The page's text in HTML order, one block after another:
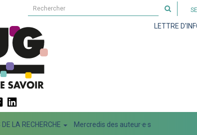
sur
le
LETTRE
DE LA RECHERCHE Mercredis des auteur·e·s